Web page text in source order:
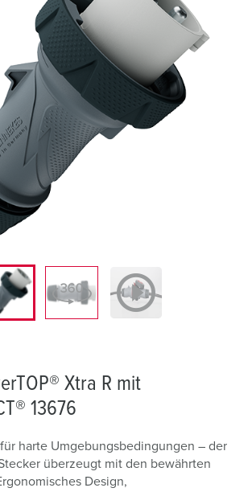
Xtra R mit
13676
harte Umgebungsbedingungen – der
überzeugt mit den bewährten
Design,